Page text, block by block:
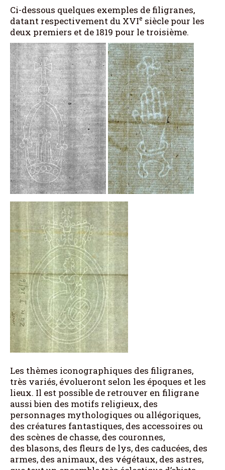
Ci-dessous quelques exemples de filigranes,
datant respectivement du XVIe siècle pour les
deux premiers et de 1819 pour le troisième.
Les thèmes iconographiques des filigranes,
très variés, évolueront selon les époques et les
lieux. Il est possible de retrouver en filigrane
aussi bien des motifs religieux, des
personnages mythologiques ou allégoriques,
des créatures fantastiques, des accessoires ou
des scènes de chasse, des couronnes,
des blasons, des fleurs de lys, des caducées, des
armes, des animaux, des végétaux, des astres,